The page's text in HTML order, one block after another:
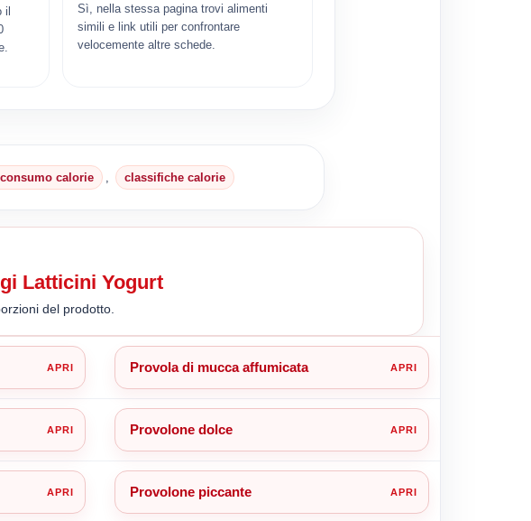
il
Sì, nella stessa pagina trovi alimenti
simili e link utili per confrontare
velocemente altre schede.
calorie classifiche calorie
Latticini Yogurt
del prodotto.
Provola di mucca affumicata
Provolone dolce
Provolone piccante